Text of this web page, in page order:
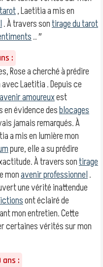
, Laetitia a mis en
. À travers sontirage du tarot
.. ″
:
Rose a cherché à prédire
Laetitia . Depuis ce
avenir amoureuxest
évidence desblocages
jamais remarqués. À
a mis en lumière mon
pure, elle a su prédire
À travers sontirage
monavenir professionnel.
une vérité inattendue
ont éclairé de
mon entretien. Cette
certaines vérités sur mon
ans :